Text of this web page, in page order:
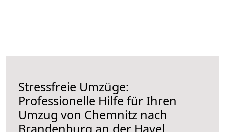
Stressfreie Umzüge:
Professionelle Hilfe für Ihren
Umzug von Chemnitz nach